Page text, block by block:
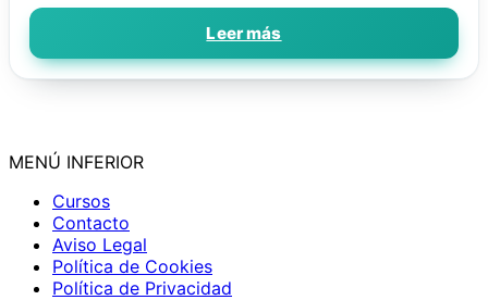
Leer más
MENÚ INFERIOR
Cursos
Contacto
Aviso Legal
Política de Cookies
Política de Privacidad